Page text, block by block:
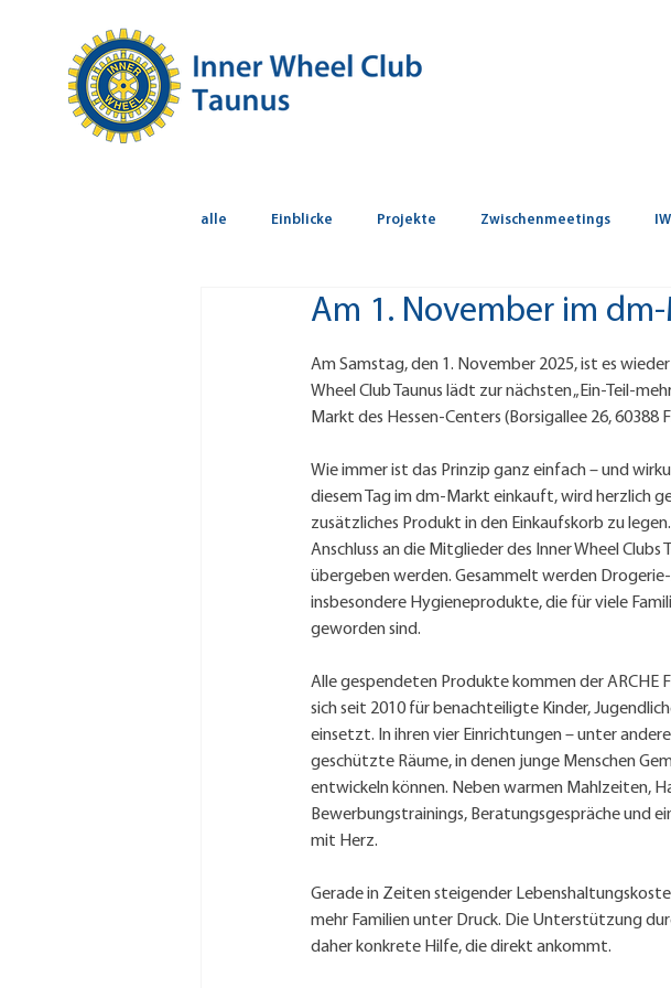
alle Einblicke Projekte Zwischenmeetings
Am 1. November im
Am Samstag, den 1. November 2025, ist es
Wheel Club Taunus lädt zur nächsten „Ein-Teil-
Markt des Hessen-Centers (Borsigallee 26, 60388
Wie immer ist das Prinzip ganz einfach – und
diesem Tag im dm-Markt einkauft, wird herzlich
zusätzliches Produkt in den Einkaufskorb zu
Anschluss an die Mitglieder des Inner Wheel Clubs
übergeben werden. Gesammelt werden
insbesondere Hygieneprodukte, die für viele
geworden sind.
Alle gespendeten Produkte kommen der ARCHE
sich seit 2010 für benachteiligte Kinder,
einsetzt. In ihren vier Einrichtungen – unter
geschützte Räume, in denen junge Menschen
entwickeln können. Neben warmen Mahlzeiten,
Bewerbungstrainings, Beratungsgespräche und
mit Herz.
Gerade in Zeiten steigender
mehr Familien unter Druck. Die Unterstützung
daher konkrete Hilfe, die direkt ankommt.